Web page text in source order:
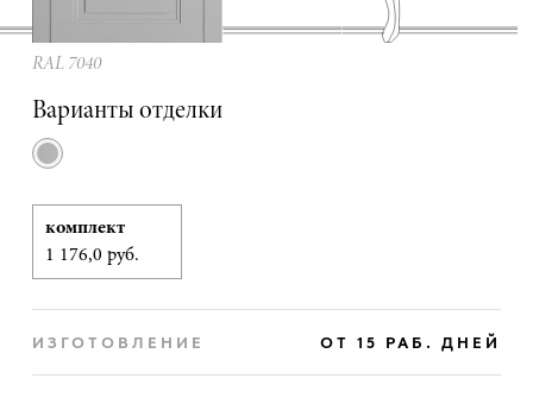
ИЗГОТОВЛЕНИЕ ОТ 15 РАБ. ДНЕЙ
RAL 7040
Варианты отделки
комплект
1 176,0 руб.